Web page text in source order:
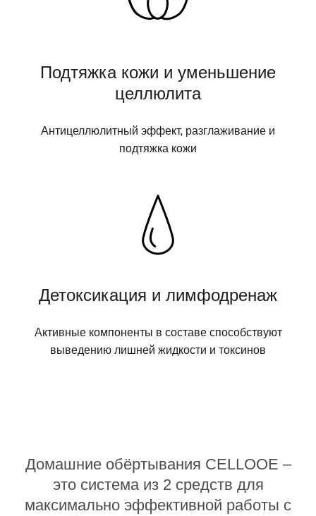
Подтяжка кожи и уменьшение
целлюлита
Антицеллюлитный эффект, разглаживание и
подтяжка кожи
Детоксикация и лимфодренаж
Активные компоненты в составе способствуют
выведению лишней жидкости и токсинов
Домашние обёртывания CELLOOE –
это система из 2 средств для
максимально эффективной работы с